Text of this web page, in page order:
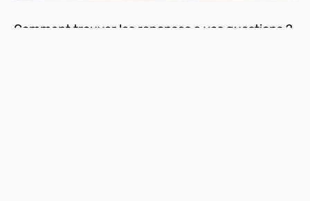
Comment trouver les reponses a vos questions ?